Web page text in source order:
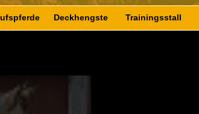
Deckhengste Trainingsstall